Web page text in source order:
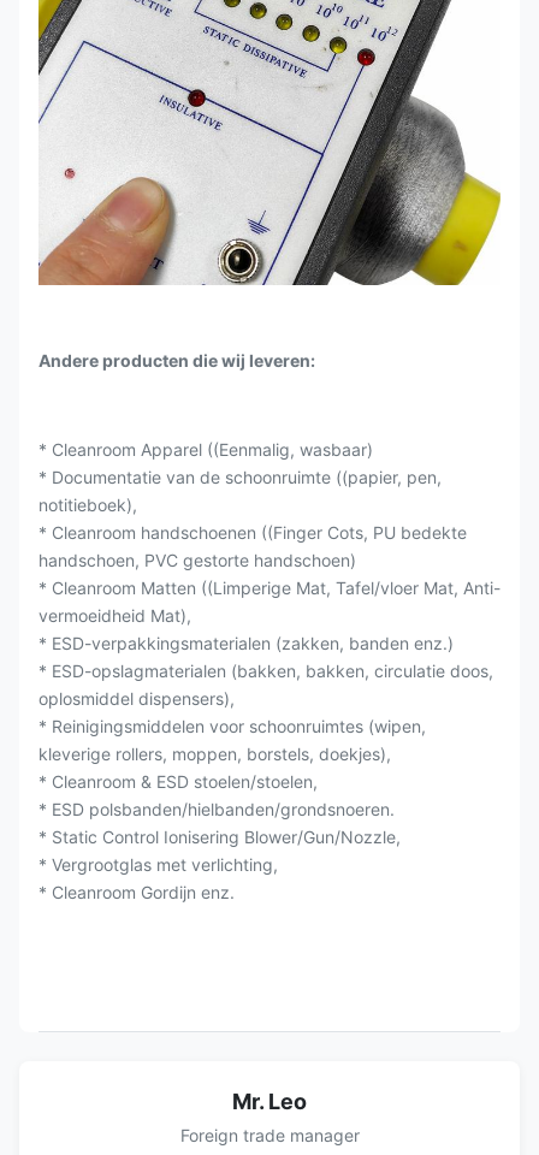
Andere producten die wij leveren:
* Cleanroom Apparel ((Eenmalig, wasbaar)
* Documentatie van de schoonruimte ((papier, pen,
notitieboek),
* Cleanroom handschoenen ((Finger Cots, PU bedekte
handschoen, PVC gestorte handschoen)
* Cleanroom Matten ((Limperige Mat, Tafel/vloer Mat, Anti-
vermoeidheid Mat),
* ESD-verpakkingsmaterialen (zakken, banden enz.)
* ESD-opslagmaterialen (bakken, bakken, circulatie doos,
oplosmiddel dispensers),
* Reinigingsmiddelen voor schoonruimtes (wipen,
kleverige rollers, moppen, borstels, doekjes),
* Cleanroom & ESD stoelen/stoelen,
* ESD polsbanden/hielbanden/grondsnoeren.
* Static Control Ionisering Blower/Gun/Nozzle,
* Vergrootglas met verlichting,
* Cleanroom Gordijn enz.
Mr. Leo
Foreign trade manager